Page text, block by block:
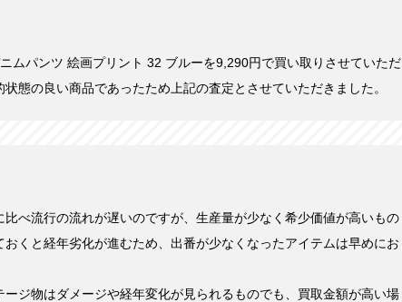
ムパンツ 絵画プリント 32 ブルーを9,290円で買い取りさせていただ
態の良い商品であったため上記の査定とさせていただきました。
比べ流行の流れが遅いのですが、生産量が少なく希少価値が高いもの
くと経年劣化が進むため、出番が少なくなったアイテムは早めにお
ジ物はダメージや経年変化が見られるものでも、買取金額が高い場